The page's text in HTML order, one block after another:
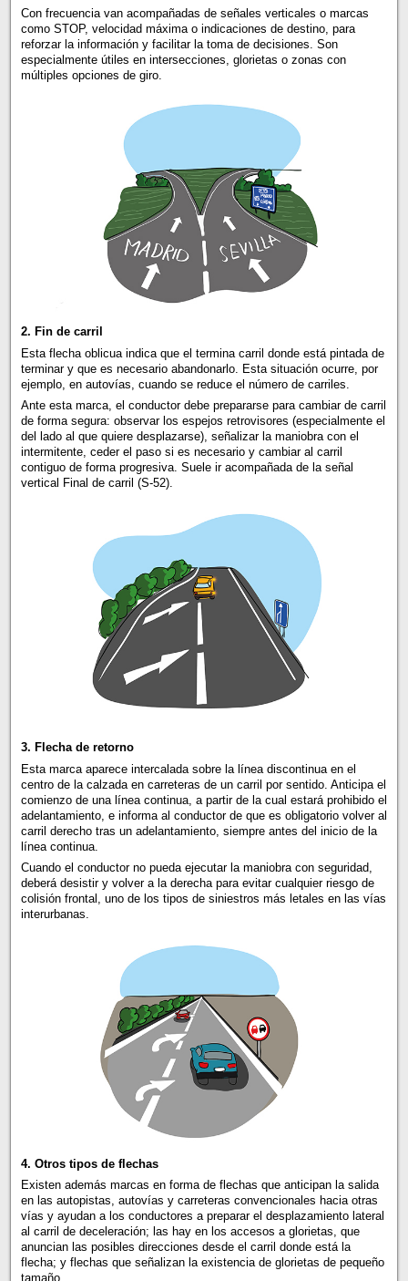
Con frecuencia van acompañadas de señales verticales o marcas
como STOP, velocidad máxima o indicaciones de destino, para
reforzar la información y facilitar la toma de decisiones. Son
especialmente útiles en intersecciones, glorietas o zonas con
múltiples opciones de giro.
2. Fin de carril
Esta flecha oblicua indica que el termina carril donde está pintada de
terminar y que es necesario abandonarlo. Esta situación ocurre, por
ejemplo, en autovías, cuando se reduce el número de carriles.
Ante esta marca, el conductor debe prepararse para cambiar de carril
de forma segura: observar los espejos retrovisores (especialmente el
del lado al que quiere desplazarse), señalizar la maniobra con el
intermitente, ceder el paso si es necesario y cambiar al carril
contiguo de forma progresiva. Suele ir acompañada de la señal
vertical Final de carril (S-52).
3. Flecha de retorno
Esta marca aparece intercalada sobre la línea discontinua en el
centro de la calzada en carreteras de un carril por sentido. Anticipa el
comienzo de una línea continua, a partir de la cual estará prohibido el
adelantamiento, e informa al conductor de que es obligatorio volver al
carril derecho tras un adelantamiento, siempre antes del inicio de la
línea continua.
Cuando el conductor no pueda ejecutar la maniobra con seguridad,
deberá desistir y volver a la derecha para evitar cualquier riesgo de
colisión frontal, uno de los tipos de siniestros más letales en las vías
interurbanas.
4. Otros tipos de flechas
Existen además marcas en forma de flechas que anticipan la salida
en las autopistas, autovías y carreteras convencionales hacia otras
vías y ayudan a los conductores a preparar el desplazamiento lateral
al carril de deceleración; las hay en los accesos a glorietas, que
anuncian las posibles direcciones desde el carril donde está la
flecha; y flechas que señalizan la existencia de glorietas de pequeño
tamaño.